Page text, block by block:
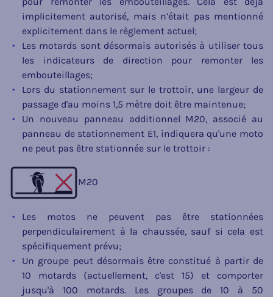
implicitement autorisé, mais n’était pas mentionné
explicitement dans le règlement actuel;
Les motards sont désormais autorisés à utiliser tous
les indicateurs de direction pour remonter les
embouteillages;
Lors du stationnement sur le trottoir, une largeur de
passage d'au moins 1,5 mètre doit être maintenue;
Un nouveau panneau additionnel M20, associé au
panneau de stationnement E1, indiquera qu'une moto
ne peut pas être stationnée sur le trottoir :
M20
Les motos ne peuvent pas être stationnées
perpendiculairement à la chaussée, sauf si cela est
spécifiquement prévu;
Un groupe peut désormais être constitué à partir de
10 motards (actuellement, c'est 15) et comporter
jusqu'à 100 motards. Les groupes de 10 à 50